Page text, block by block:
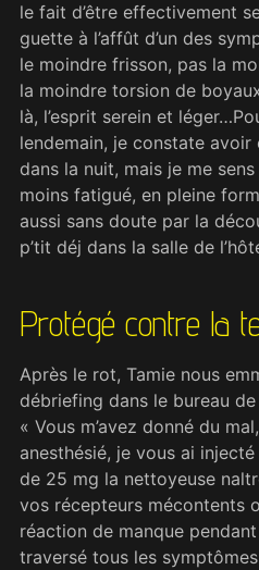
le fait d’être effectivement
guette à l’affût d’un des
le moindre frisson, pas la
la moindre torsion de
là, l’esprit serein et
lendemain, je constate avoir
dans la nuit, mais je me
moins fatigué, en pleine
aussi sans doute par la
p’tit déj dans la salle de
Protégé contre la
Après le rot, Tamie nous
débriefing dans le bureau
« Vous m’avez donné du
anesthésié, je vous ai
de 25 mg la nettoyeuse
vos récepteurs mécontents
réaction de manque
traversé tous les